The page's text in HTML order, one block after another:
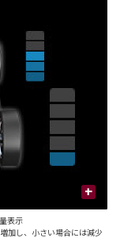
+
表示
加し、小さい場合には減少